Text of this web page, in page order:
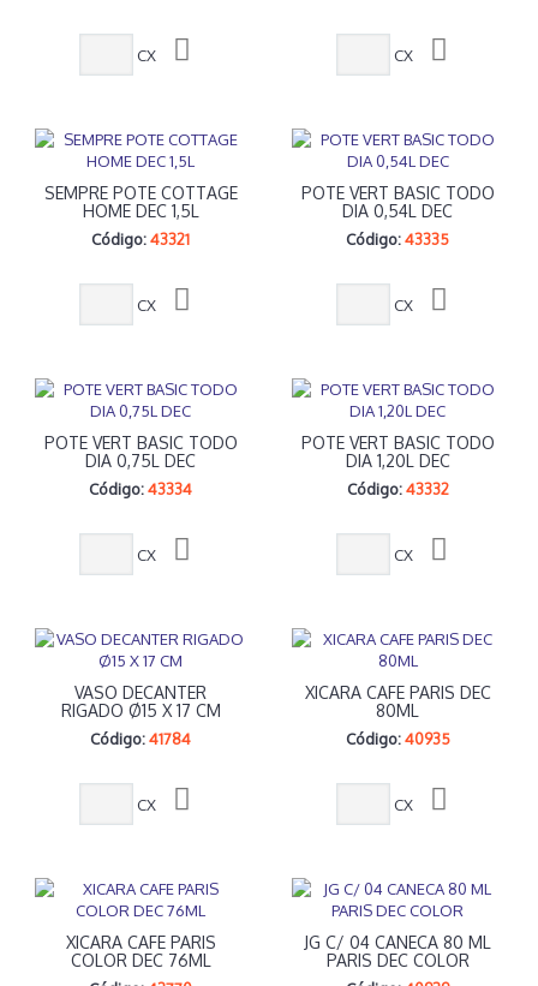
CX CX
SEMPRE POTE COTTAGE
HOME DEC 1,5L
Código:43321
CX
POTE VERT BASIC TODO
DIA 0,54L DEC
Código:43335
CX
POTE VERT BASIC TODO
DIA 0,75L DEC
Código:43334
CX
POTE VERT BASIC TODO
DIA 1,20L DEC
Código: 43332
CX
VASO DECANTER
RIGADO Ø15 X 17 CM
Código:41784
CX
XICARA CAFE PARIS DEC
80ML
Código: 40935
CX
XICARA CAFE PARIS
COLOR DEC 76ML
JG C/ 04 CANECA 80 ML
PARIS DEC COLOR